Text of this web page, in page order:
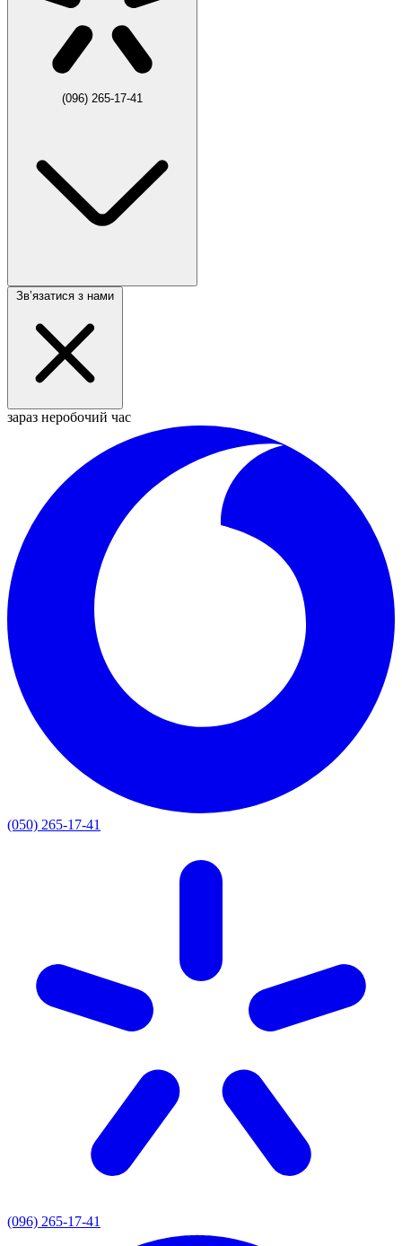
(096) 265-17-41
Звʼязатися з нами
зараз неробочий час
(050) 265-17-41
(096) 265-17-41